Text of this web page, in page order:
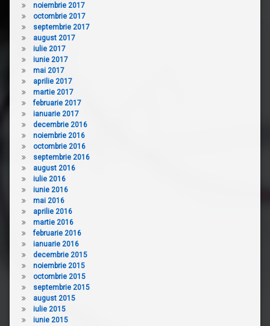
noiembrie 2017
octombrie 2017
septembrie 2017
august 2017
iulie 2017
iunie 2017
mai 2017
aprilie 2017
martie 2017
februarie 2017
ianuarie 2017
decembrie 2016
noiembrie 2016
octombrie 2016
septembrie 2016
august 2016
iulie 2016
iunie 2016
mai 2016
aprilie 2016
martie 2016
februarie 2016
ianuarie 2016
decembrie 2015
noiembrie 2015
octombrie 2015
septembrie 2015
august 2015
iulie 2015
iunie 2015